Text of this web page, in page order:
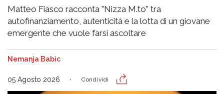
Matteo Fiasco racconta "Nizza M.to" tra
autofinanziamento, autenticità e la lotta di un giovane
emergente che vuole farsi ascoltare
Nemanja Babic
05 Agosto 2026 Condividi